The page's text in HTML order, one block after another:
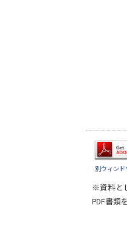
別ウィンド
※資料と
PDF書類